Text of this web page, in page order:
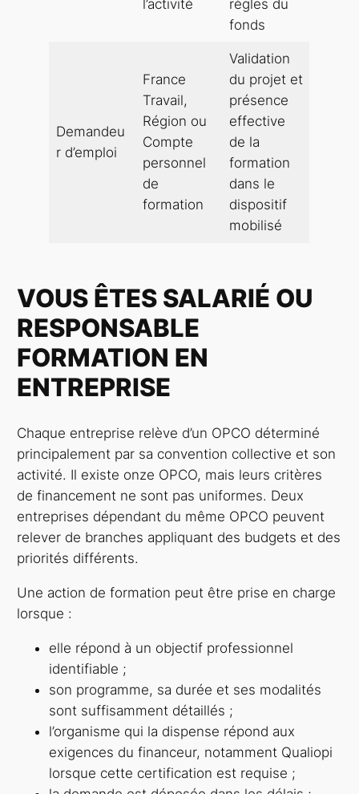
l’activité
règles du
fonds
Demandeu
r d’emploi
France
Travail,
Région ou
Compte
personnel
de
formation
Validation
du projet et
présence
effective
de la
formation
dans le
dispositif
mobilisé
VOUS ÊTES SALARIÉ OU
RESPONSABLE
FORMATION EN
ENTREPRISE
Chaque entreprise relève d’un OPCO déterminé
principalement par sa convention collective et son
activité. Il existe onze OPCO, mais leurs critères
de financement ne sont pas uniformes. Deux
entreprises dépendant du même OPCO peuvent
relever de branches appliquant des budgets et des
priorités différents.
Une action de formation peut être prise en charge
lorsque :
elle répond à un objectif professionnel
identifiable ;
son programme, sa durée et ses modalités
sont suffisamment détaillés ;
l’organisme qui la dispense répond aux
exigences du financeur, notamment Qualiopi
lorsque cette certification est requise ;